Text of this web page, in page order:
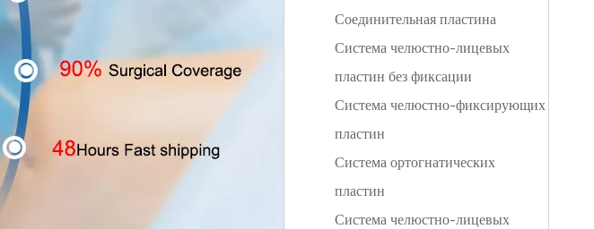
Соединительная пластина
Система челюстно-лицевых
пластин без фиксации
Система челюстно-фиксирующих
пластин
Система ортогнатических
пластин
Система челюстно-лицевых